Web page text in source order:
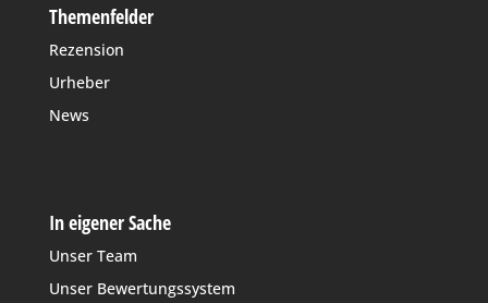
Themenfelder
Rezension
Urheber
News
In eigener Sache
Unser Team
Unser Bewertungssystem